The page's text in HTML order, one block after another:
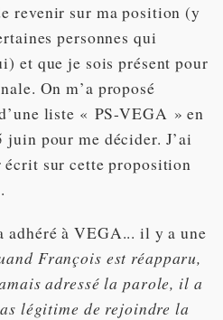
revenir sur ma position (y
personnes qui
et que je sois présent pour
On m’a proposé
liste « PS-VEGA » en
juin pour me décider. J’ai
écrit sur cette proposition
à VEGA... il y a une
François est réapparu,
adressé la parole, il a
légitime de rejoindre la